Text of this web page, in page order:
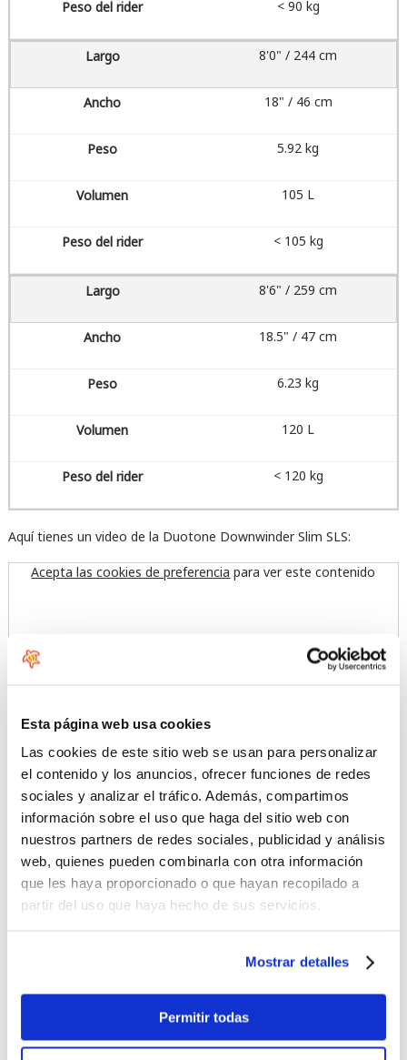
Esta página web usa cookies
Las cookies de este sitio web se usan para personalizar
el contenido y los anuncios, ofrecer funciones de redes
sociales y analizar el tráfico. Además, compartimos
información sobre el uso que haga del sitio web con
nuestros partners de redes sociales, publicidad y análisis
web, quienes pueden combinarla con otra información
que les haya proporcionado o que hayan recopilado a
partir del uso que haya hecho de sus servicios.
Mostrar detalles
Permitir todas
< 90 kg
8'0" / 244 cm
18" / 46 cm
5.92 kg
105 L
< 105 kg
8'6" / 259 cm
18.5" / 47 cm
6.23 kg
120 L
< 120 kg
Aquí tienes un video de la Duotone Downwinder Slim SLS:
Acepta las cookies de preferencia para ver este contenido
Más imágenes